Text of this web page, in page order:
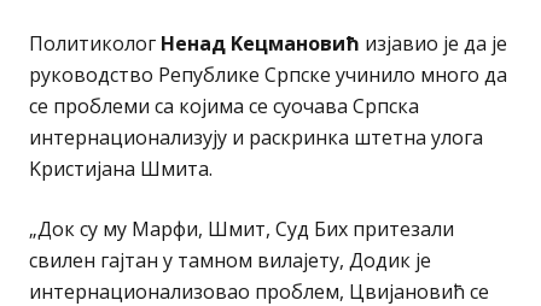
Политиколог Ненад Kецмановић изјавио је да је
руководство Републике Српске учинило много да
се проблеми са којима се суочава Српска
интернационализују и раскринка штетна улога
Kристијана Шмита.
„Док су му Марфи, Шмит, Суд Бих притезали
свилен гајтан у тамном вилајету, Додик је
интернационализовао проблем, Цвијановић се